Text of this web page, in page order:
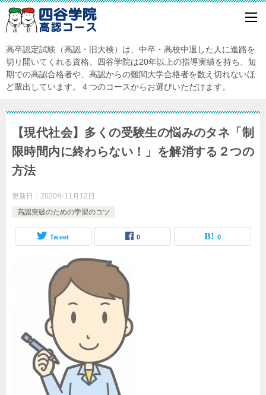
高卒認定試験（高認・旧大検）は、中卒・高校中退した人に進路を
切り開いてくれる資格。四谷学院は20年以上の指導実績を持ち、短
期での高認合格者や、高認からの難関大学合格者を数え切れないほ
ど輩出しています。４つのコースからお選びいただけます。
【現代社会】多くの受験生の悩みのタネ「制
限時間内に終わらない！」を解消する２つの
方法
更新日： 2020年11月12日
高認突破のための学習のコツ
Tweet 0 0